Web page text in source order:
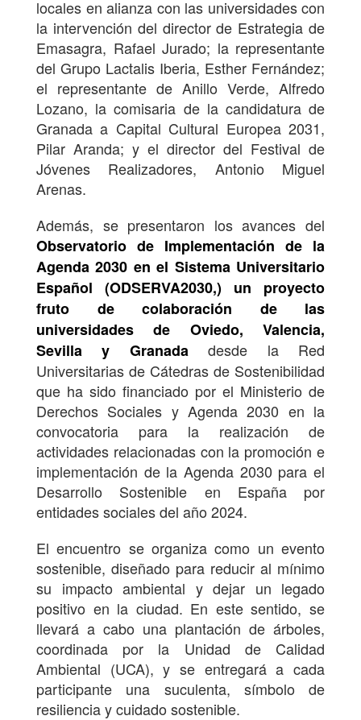
locales en alianza con las universidades con
la intervención del director de Estrategia de
Emasagra, Rafael Jurado; la representante
del Grupo Lactalis Iberia, Esther Fernández;
el representante de Anillo Verde, Alfredo
Lozano, la comisaria de la candidatura de
Granada a Capital Cultural Europea 2031,
Pilar Aranda; y el director del Festival de
Jóvenes Realizadores, Antonio Miguel
Arenas.
Además, se presentaron los avances del
Observatorio de Implementación de la
Agenda 2030 en el Sistema Universitario
Español (ODSERVA2030,) un proyecto
fruto de colaboración de las
universidades de Oviedo, Valencia,
Sevilla y Granada desde la Red
Universitarias de Cátedras de Sostenibilidad
que ha sido financiado por el Ministerio de
Derechos Sociales y Agenda 2030 en la
convocatoria para la realización de
actividades relacionadas con la promoción e
implementación de la Agenda 2030 para el
Desarrollo Sostenible en España por
entidades sociales del año 2024.
El encuentro se organiza como un evento
sostenible, diseñado para reducir al mínimo
su impacto ambiental y dejar un legado
positivo en la ciudad. En este sentido, se
llevará a cabo una plantación de árboles,
coordinada por la Unidad de Calidad
Ambiental (UCA), y se entregará a cada
participante una suculenta, símbolo de
resiliencia y cuidado sostenible.